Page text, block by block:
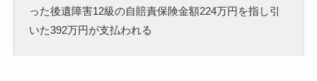
った後遺障害12級の自賠責保険金額224万円を指し引
いた392万円が支払われる